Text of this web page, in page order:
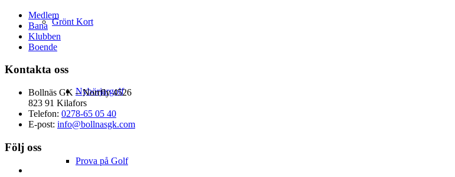
Grönt Kort
Nybörjargolf
Prova på Golf
Medlem
Bana
Klubben
Boende
Kontakta oss
Bollnäs GK – Norrfly 4526
823 91 Kilafors
Telefon: 0278-65 05 40
E-post: info@bollnasgk.com
Följ oss